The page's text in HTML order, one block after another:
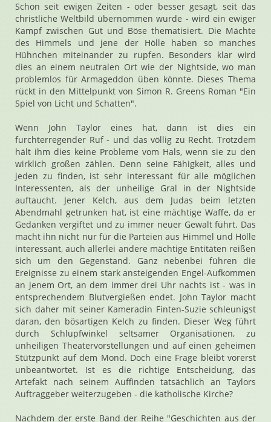
Schon seit ewigen Zeiten - oder besser gesagt, seit das
christliche Weltbild übernommen wurde - wird ein ewiger
Kampf zwischen Gut und Böse thematisiert. Die Mächte
des Himmels und jene der Hölle haben so manches
Hühnchen miteinander zu rupfen. Besonders klar wird
dies an einem neutralen Ort wie der Nightside, wo man
problemlos für Armageddon üben könnte. Dieses Thema
rückt in den Mittelpunkt von Simon R. Greens Roman "Ein
Spiel von Licht und Schatten".
Wenn John Taylor eines hat, dann ist dies ein
furchterregender Ruf - und das völlig zu Recht. Trotzdem
hält ihm dies keine Probleme vom Hals, wenn sie zu den
wirklich großen zählen. Denn seine Fähigkeit, alles und
jeden zu finden, ist sehr interessant für alle möglichen
Interessenten, als der unheilige Gral in der Nightside
auftaucht. Jener Kelch, aus dem Judas beim letzten
Abendmahl getrunken hat, ist eine mächtige Waffe, da er
Gedanken vergiftet und zu immer neuer Gewalt führt. Das
macht ihn nicht nur für die Parteien aus Himmel und Hölle
interessant, auch allerlei andere mächtige Entitäten reißen
sich um den Gegenstand. Ganz nebenbei führen die
Ereignisse zu einem stark ansteigenden Engel-Aufkommen
an jenem Ort, an dem immer drei Uhr nachts ist - was in
entsprechendem Blutvergießen endet. John Taylor macht
sich daher mit seiner Kameradin Finten-Suzie schleunigst
daran, den bösartigen Kelch zu finden. Dieser Weg führt
durch Schlupfwinkel seltsamer Organisationen, zu
unheiligen Theatervorstellungen und auf einen geheimen
Stützpunkt auf dem Mond. Doch eine Frage bleibt vorerst
unbeantwortet. Ist es die richtige Entscheidung, das
Artefakt nach seinem Auffinden tatsächlich an Taylors
Auftraggeber weiterzugeben - die katholische Kirche?
Nachdem der erste Band der Reihe "Geschichten aus der